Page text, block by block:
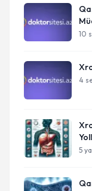
10
4
5